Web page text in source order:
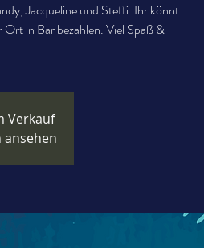
Jacqueline und Steffi. Ihr könnt
in Bar bezahlen. Viel Spaß &
Verkauf